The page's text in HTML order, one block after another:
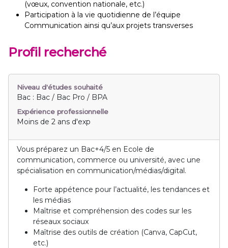
(vœux, convention nationale, etc.)
Participation à la vie quotidienne de l’équipe
Communication ainsi qu’aux projets transverses
Profil recherché
Niveau d'études souhaité
Bac : Bac / Bac Pro / BPA
Expérience professionnelle
Moins de 2 ans d'exp
Vous préparez un Bac+4/5 en Ecole de
communication, commerce ou université, avec une
spécialisation en communication/médias/digital.
Forte appétence pour l’actualité, les tendances et
les médias
Maîtrise et compréhension des codes sur les
réseaux sociaux
Maîtrise des outils de création (Canva, CapCut,
etc.)